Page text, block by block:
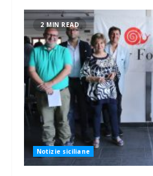
2 MIN READ
Notizie siciliane